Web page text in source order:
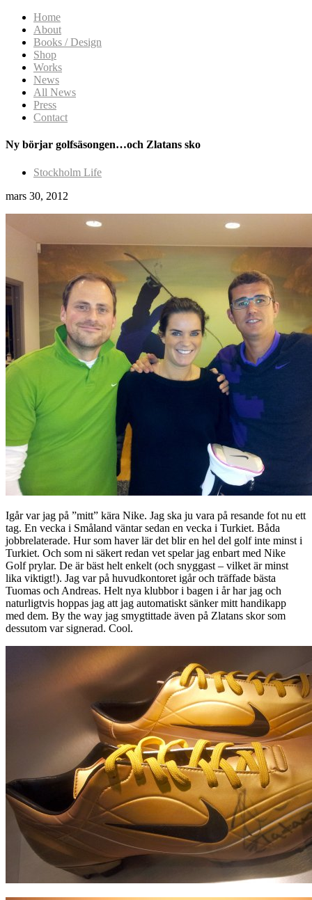
Home
About
Books / Design
Shop
Works
News
All News
Press
Contact
Ny börjar golfsäsongen…och Zlatans sko
Stockholm Life
mars 30, 2012
Igår var jag på ”mitt” kära Nike. Jag ska ju vara på resande fot nu ett
tag. En vecka i Småland väntar sedan en vecka i Turkiet. Båda
jobbrelaterade. Hur som haver lär det blir en hel del golf inte minst i
Turkiet. Och som ni säkert redan vet spelar jag enbart med Nike
Golf prylar. De är bäst helt enkelt (och snyggast – vilket är minst
lika viktigt!). Jag var på huvudkontoret igår och träffade bästa
Tuomas och Andreas. Helt nya klubbor i bagen i år har jag och
naturligtvis hoppas jag att jag automatiskt sänker mitt handikapp
med dem. By the way jag smygtittade även på Zlatans skor som
dessutom var signerad. Cool.